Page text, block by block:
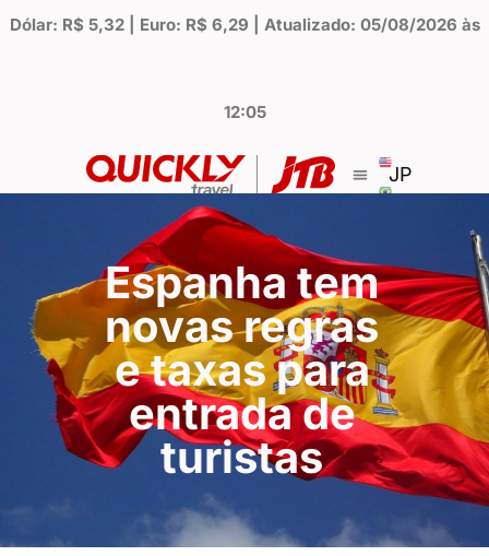
Dólar: R$ 5,32 | Euro: R$ 6,29 | Atualizado: 05/08/2026 às
12:05
JP
Espanha tem
novas regras
e taxas para
entrada de
turistas